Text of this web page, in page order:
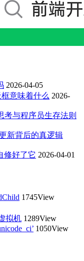
2026-04-05
意味着什么 2026-
考与程序员生存法则
新背后的真逻辑
修好了它 2026-04-01
1745View
拟机 1289View
1050View